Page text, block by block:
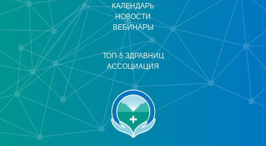
КАЛЕНДАРЬ
НОВОСТИ
ВЕБИНАРЫ
ТОП-5 ЗДРАВНИЦ
АССОЦИАЦИЯ